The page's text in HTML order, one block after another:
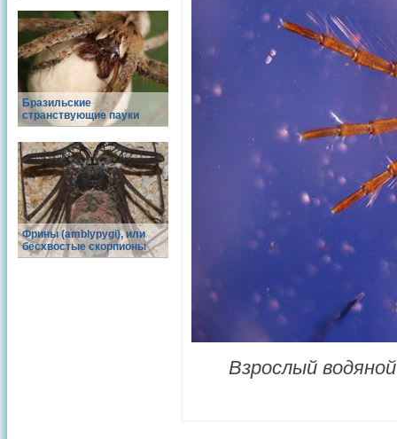
Бразильские
странствующие пауки
Фрины (amblypygi), или
бесхвостые скорпионы
Взрослый